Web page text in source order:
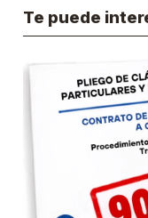
Te puede